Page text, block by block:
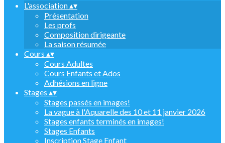
L'association▴▾
Présentation
Les profs
Composition dirigeante
La saison résumée
Cours ▴▾
Cours Adultes
Cours Enfants et Ados
Adhésions en ligne
Stages ▴▾
Stages passés en images!
La vague à l'Aquarelle des 10 et 11 janvier 2026
Stages enfants terminés en images!
Stages Enfants
Inscription Stage Enfant